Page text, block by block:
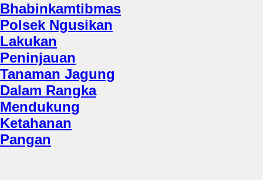
Bhabinkamtibmas
Polsek Ngusikan
Lakukan
Peninjauan
Tanaman Jagung
Dalam Rangka
Mendukung
Ketahanan
Pangan